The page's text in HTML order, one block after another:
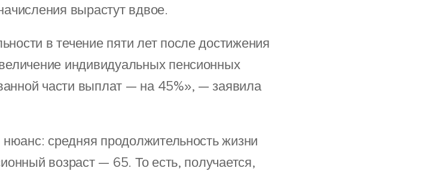
вырастут вдвое.
в течение пяти лет после достижения
индивидуальных пенсионных
части выплат — на 45%», — заявила
средняя продолжительность жизни
возраст — 65. То есть, получается,